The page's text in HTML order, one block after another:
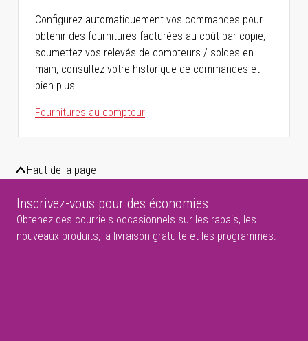
Configurez automatiquement vos commandes pour
obtenir des fournitures facturées au coût par copie,
soumettez vos relevés de compteurs / soldes en
main, consultez votre historique de commandes et
bien plus.
Fournitures au compteur
Haut de la page
Inscrivez-vous pour des économies.
Obtenez des courriels occasionnels sur les rabais, les
nouveaux produits, la livraison gratuite et les programmes.